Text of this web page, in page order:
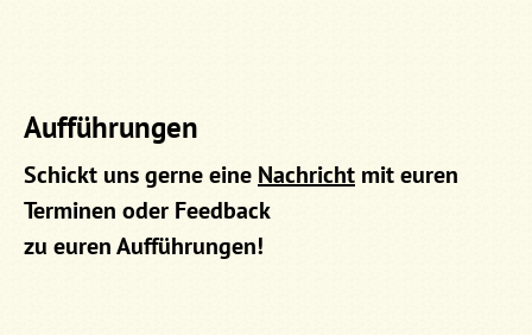
Aufführungen
Schickt uns gerne eine Nachricht mit euren
Terminen oder Feedback
zu euren Aufführungen!